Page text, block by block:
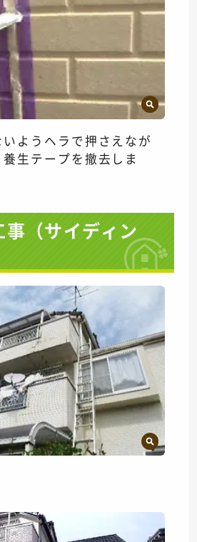
ようヘラで押さえなが
生テープを撤去しま
（サイディン